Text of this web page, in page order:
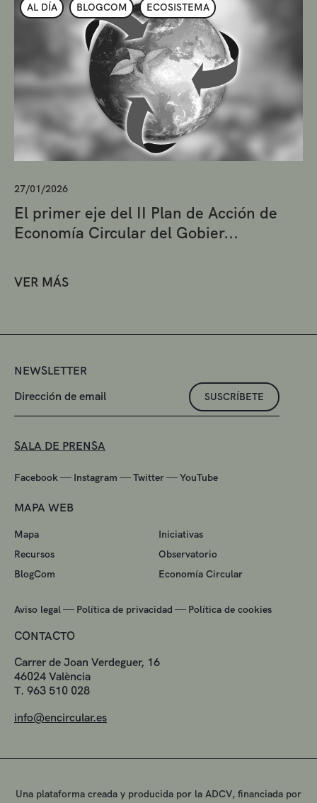
AL DÍA BLOGCOM ECOSISTEMA
27/01/2026
El primer eje del II Plan de Acción de
Economía Circular del Gobier...
VER MÁS
NEWSLETTER
SUSCRÍBETE
SALA DE PRENSA
Facebook — Instagram —Twitter—YouTube
MAPA WEB
Mapa
Iniciativas
Recursos
Observatorio
BlogCom
Economía Circular
Aviso legal — Política de privacidad — Política de cookies
CONTACTO
Carrer de Joan Verdeguer, 16
46024 València
T. 963 510 028
info@encircular.es
Una plataforma creada y producida por la ADCV, financiada por